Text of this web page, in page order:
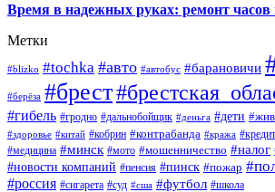
Время в надежных руках: ремонт
Метки
#blizko #tochka #авто #автобус #барановичи
#берёза #брест
#гибель #гродно #дальнобойщик #деньга #дети
#здоровье #китай #кобрин #контрабанда #кража #кредит
#медицина #минск #мото #мошенничество #налог
#новости компаний #пенсия #пинск #пожар
#россия #сигарета #суд #сша #футбол #школа